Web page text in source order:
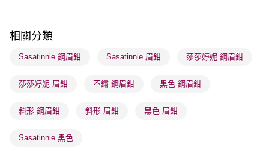
每筆HK$65.00，滿HK$300.00或以上免運費
確認發貨後1-3 工作天送達，訂單將隨機分配至SF順豐速運或京東
每筆HK$65.00，滿HK$300.00或以上免運費
(香港門市) 只顯示可選門市。確認發貨後2-5個工作天到店，3天內
相關分類
Sasatinnie 鋼眉鉗 Sasatinnie 眉鉗 莎莎婷妮 鋼眉鉗
莎莎婷妮 眉鉗 不鏽 鋼眉鉗 黑色 鋼眉鉗
斜形 鋼眉鉗 斜形 眉鉗 黑色 眉鉗
Sasatinnie 黑色